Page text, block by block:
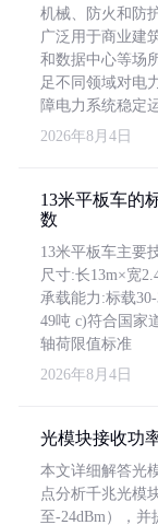
机械、防火和防
广泛用于商业建
和数据中心等场
足不同领域对电
障电力系统稳定
2026年8月4日
13米平板车的
数
13米平板车主要
尺寸:长13m×宽
承载能力:标载
49吨 c)符合国家
轴荷限值标准
2026年8月4日
光模块接收功
本文详细解答光
点分析千兆光模
至-24dBm），